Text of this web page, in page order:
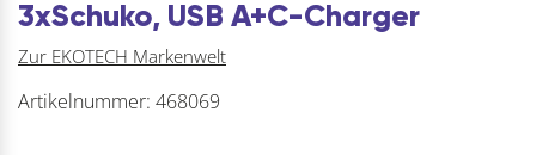
3xSchuko, USB A+C-Charger
Zur EKOTECH Markenwelt
Artikelnummer: 468069